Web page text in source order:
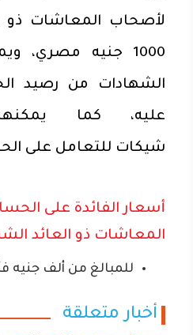
لأصحاب المعاشات ذو
1000 جنيه مصري،
الشهادات من رصيد
عليه، كما
شيكات للتعامل على
أسعار الفائدة على
المعاشات ذو العائد
للمبالغ من ألف جنيه
أخبار متعلقة